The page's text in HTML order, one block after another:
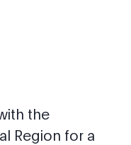
the
Region for a